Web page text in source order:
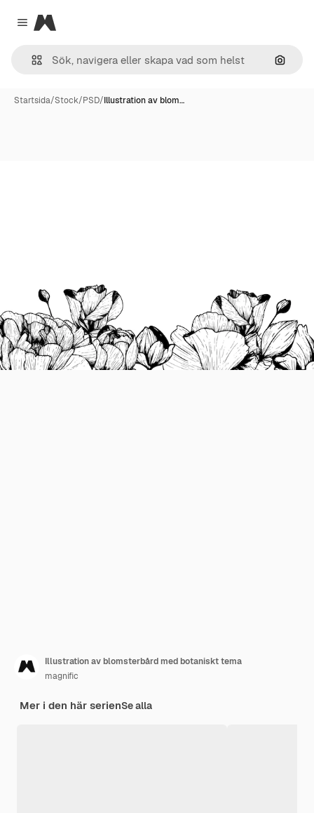
Close menu
Magnific
Sök
Startsida/Stock/PSD/Illustration av blom…
Illustration av blomsterbård med botaniskt tema
magnific
Mer i den här serienSe alla